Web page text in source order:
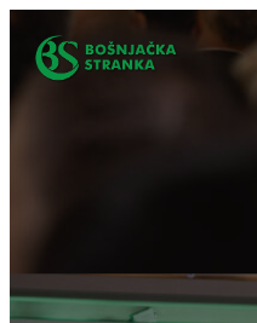
sadržaj